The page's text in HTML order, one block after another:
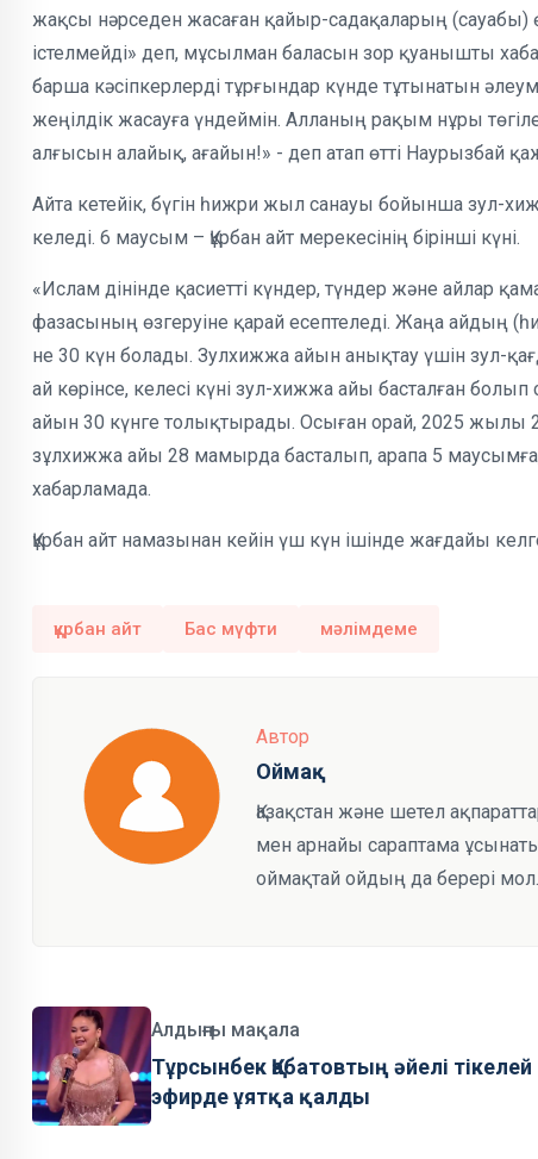
жақсы нәрседен жасаған қайыр-садақаларың (сауабы)
істелмейді» деп, мұсылман баласын зор қуанышты
барша кәсіпкерлерді тұрғындар күнде тұтынатын
жеңілдік жасауға үндеймін. Алланың рақым нұры
алғысын алайық, ағайын!» - деп атап өтті Наурызбай
Айта кетейік, бүгін һижри жыл санауы бойынша зул-
келеді. 6 маусым – Құрбан айт мерекесінің бірінші күні.
«Ислам дінінде қасиетті күндер, түндер және айлар
фазасының өзгеруіне қарай есептеледі. Жаңа айдың
не 30 күн болады. Зулхижжа айын анықтау үшін зул-
ай көрінсе, келесі күні зул-хижжа айы басталған
айын 30 күнге толықтырады. Осыған орай, 2025
зұлхижжа айы 28 мамырда басталып, арапа 5 маусымға,
хабарламада.
Құрбан айт намазынан кейін үш күн ішінде жағдайы
құрбан айт Бас мүфти мәлімдеме
Автор
Оймақ
Қазақстан және шетел
мен арнайы сараптама
оймақтай ойдың да берері мол.
Алдыңғы мақала
Тұрсынбек Қабатовтың әйелі тікелей
эфирде ұятқа қалды